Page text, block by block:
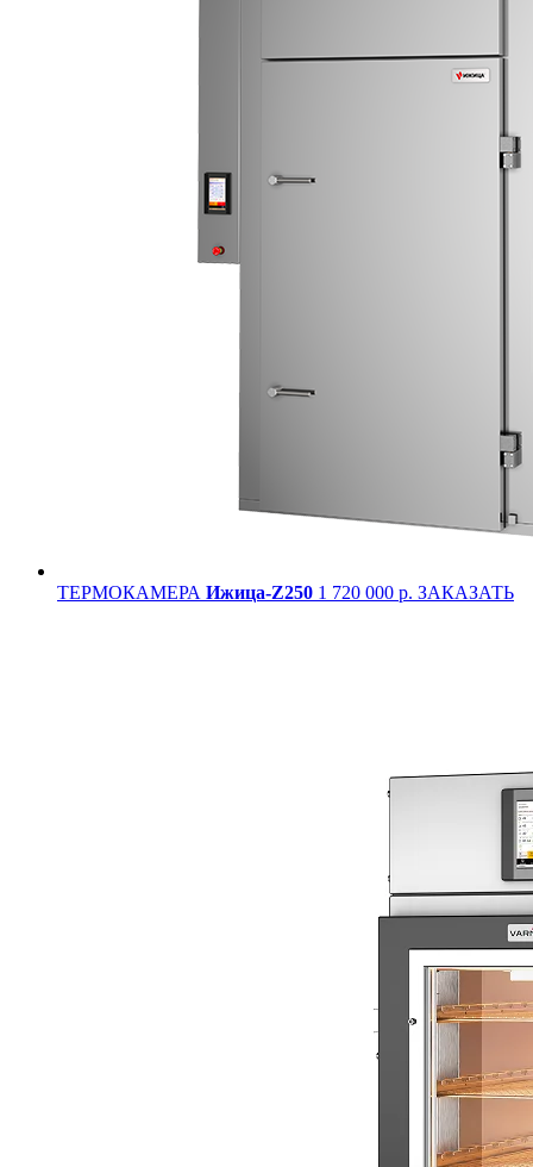
ТЕРМОКАМЕРА Ижица-Z250 1 720 000 р. ЗАКАЗАТЬ